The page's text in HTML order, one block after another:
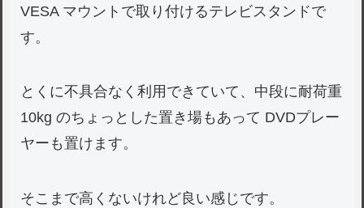
VESA マウントで取り付けるテレビスタンドで
す。
とくに不具合なく利用できていて、中段に耐荷重
10kg のちょっとした置き場もあって DVDプレー
ヤーも置けます。
そこまで高くないけれど良い感じです。